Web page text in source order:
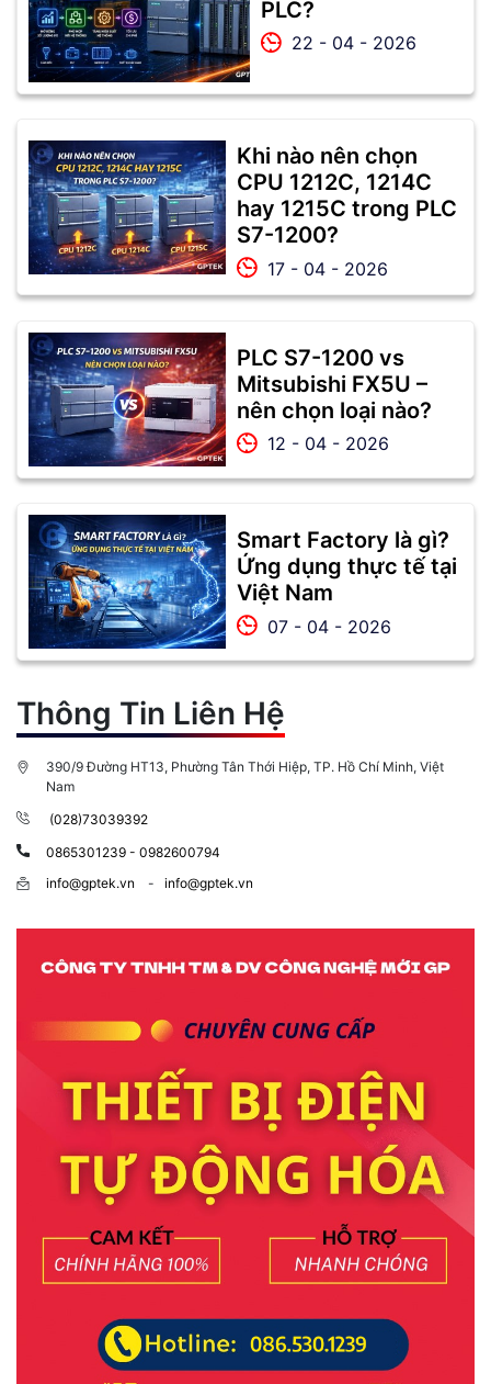
PLC?
22 - 04 - 2026
Khi nào nên chọn
CPU 1212C, 1214C
hay 1215C trong PLC
S7-1200?
17 - 04 - 2026
PLC S7-1200 vs
Mitsubishi FX5U –
nên chọn loại nào?
12 - 04 - 2026
Smart Factory là gì?
Ứng dụng thực tế tại
Việt Nam
07 - 04 - 2026
Thông Tin Liên Hệ
390/9 Đường HT13, Phường Tân Thới Hiệp, TP. Hồ Chí Minh, Việt
Nam
(028)73039392
0865301239 - 0982600794
info@gptek.vn
- info@gptek.vn